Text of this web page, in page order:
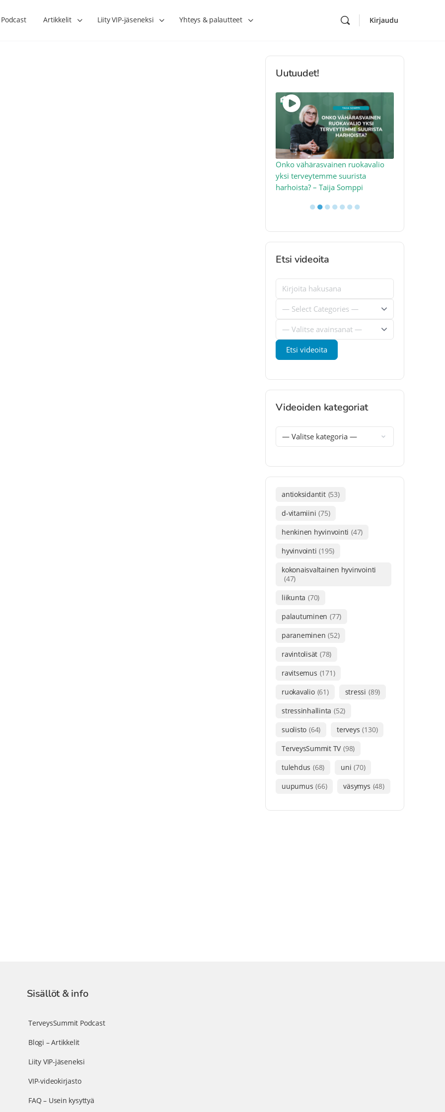
Podcast Artikkelit Liity VIP-jäseneksi Yhteys & palautteet Kirjaudu
Uutuudet!
Onko vähärasvainen ruokavalio
yksi terveytemme suurista
harhoista? – Taija Somppi
●●●●●●●
Etsi videoita
Videoiden kategoriat
antioksidantit (53)
d-vitamiini (75)
henkinen hyvinvointi (47)
hyvinvointi (195)
kokonaisvaltainen hyvinvointi
(47)
liikunta (70)
palautuminen (77)
paraneminen (52)
ravintolisät (78)
ravitsemus (171)
ruokavalio (61) stressi (89)
stressinhallinta (52)
suolisto (64) terveys (130)
TerveysSummit TV (98)
tulehdus (68) uni (70)
uupumus (66) väsymys (48)
Sisällöt & info
TerveysSummit Podcast
Blogi – Artikkelit
Liity VIP-jäseneksi
VIP-videokirjasto
FAQ – Usein kysyttyä